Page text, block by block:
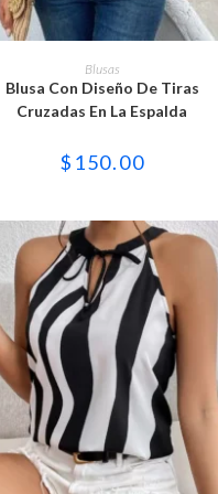
SELECCIONAR OPCIONES
Este
tiene
múltiples
variantes.
se
pueden
la
página
de
producto
Blusas
Blusa Con Diseño De Tiras
Cruzadas En La Espalda
$ 150.00